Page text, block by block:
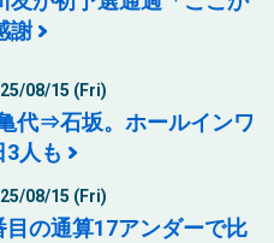
謝
08/15 (Fri)
代⇒石坂。ホールインワ
3人も
08/15 (Fri)
目の通算17アンダーで比